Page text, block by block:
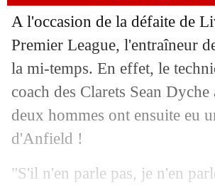
A l'occasion de la défaite de
Premier League, l'entraîneur
la mi-temps. En effet, le
coach des Clarets Sean
deux hommes ont ensuite eu
d'Anfield !
"S'il n'en parle pas, je n'en
22/01 OM : Villas-Boas a
22/01 PSG: Mbappé, un
22/01 VIDEO: le ciseau
22/01 Real
22/01 Fiorentina : Kokorin